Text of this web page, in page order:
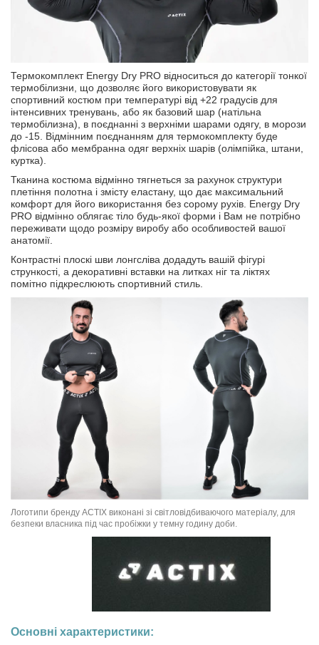
Термокомплект Energy Dry PRO відноситься до категорії тонкої
термобілизни, що дозволяє його використовувати як
спортивний костюм при температурі від +22 градусів для
інтенсивних тренувань, або як базовий шар (натільна
термобілизна), в поєднанні з верхніми шарами одягу, в морози
до -15. Відмінним поєднанням для термокомплекту буде
флісова або мембранна одяг верхніх шарів (олімпійка, штани,
куртка).
Тканина костюма відмінно тягнеться за рахунок структури
плетіння полотна і змісту еластану, що дає максимальний
комфорт для його використання без сорому рухів. Energy Dry
PRO відмінно облягає тіло будь-якої форми і Вам не потрібно
переживати щодо розміру виробу або особливостей вашої
анатомії.
Контрастні плоскі шви лонгсліва додадуть вашій фігурі
стрункості, а декоративні вставки на литках ніг та ліктях
помітно підкреслюють спортивний стиль.
Логотипи бренду ACTIX виконані зі світловідбиваючого матеріалу, для
безпеки власника під час пробіжки у темну годину доби.
Основні характеристики: